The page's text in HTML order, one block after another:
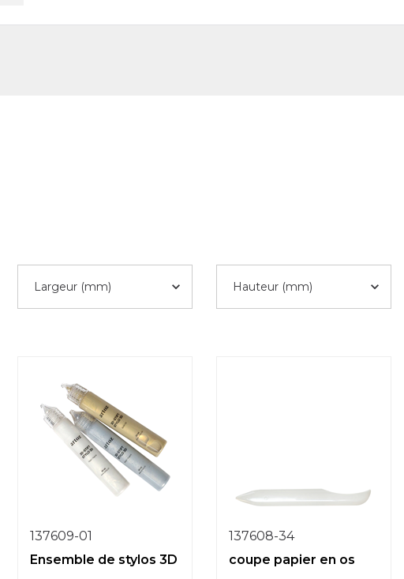
Largeur (mm) Hauteur (mm)
137609-01
Ensemble de stylos 3D
137608-34
coupe papier en os